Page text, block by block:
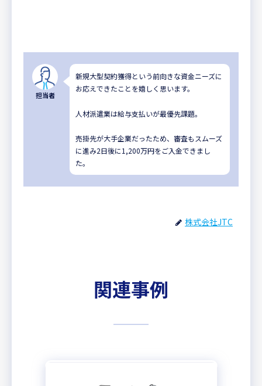
担当者
新規大型契約獲得という前向きな資金ニーズに
お応えできたことを嬉しく思います。
人材派遣業は給与支払いが最優先課題。
売掛先が大手企業だったため、審査もスムーズ
に進み2日後に1,200万円をご入金できまし
た。
株式会社JTC
関連事例